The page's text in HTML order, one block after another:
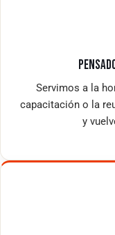
Servimos a la
capacitación o la
y